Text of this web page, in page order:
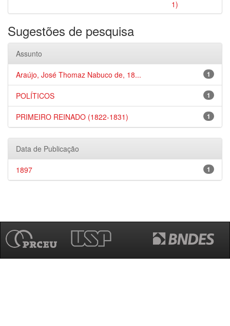
1)
Sugestões de pesquisa
Assunto
1
Araújo, José Thomaz Nabuco de, 18...
1
POLÍTICOS
1
PRIMEIRO REINADO (1822-1831)
Data de Publicação
1
1897